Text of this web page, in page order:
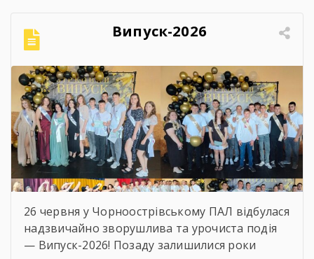
Випуск-2026
26 червня у Чорноострівському ПАЛ відбулася
надзвичайно зворушлива та урочиста подія
— Випуск-2026! Позаду залишилися роки